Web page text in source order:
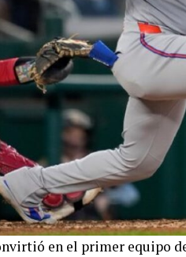
en el primer equipo